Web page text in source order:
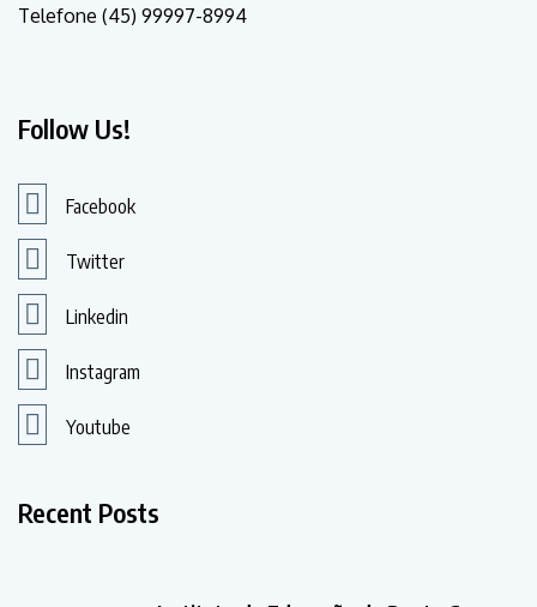
Telefone (45) 99997-8994
Follow Us!
Facebook
Twitter
Linkedin
Instagram
Youtube
Recent Posts